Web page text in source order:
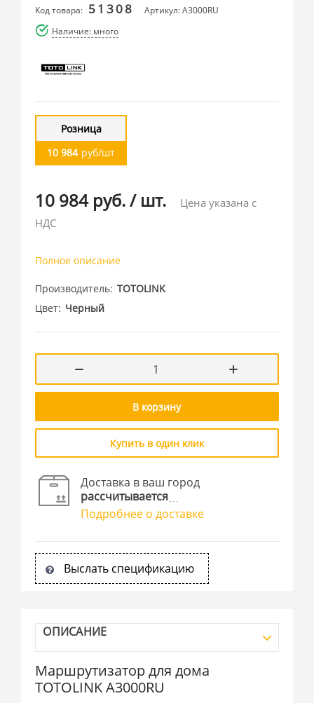
Код товара: 51308
Артикул: A3000RU
Наличие: много
Розница
10 984 руб/шт
10 984 руб./ шт.
Цена указана с
НДС
Полное описание
Производитель TOTOLINK
Цвет Черный
В корзину
Купить в один клик
Доставка в ваш город
рассчитывается
Подробнее о доставке
Выслать спецификацию
ОПИСАНИЕ
Маршрутизатор для дома
TOTOLINK A3000RU